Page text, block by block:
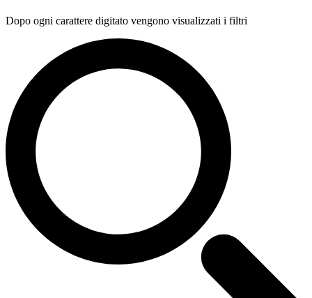
Dopo ogni carattere digitato vengono visualizzati i filtri